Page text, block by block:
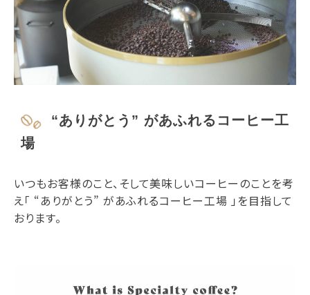
“ありがとう” があふれるコーヒー工
場
いつもお客様のこと、そして美味しいコーヒーのことを考
え「 “ありがとう” があふれるコーヒー工場 」を目指して
おります。